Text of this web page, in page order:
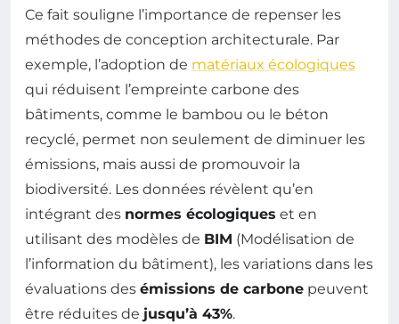
Ce fait souligne l’importance de repenser les
méthodes de conception architecturale. Par
exemple, l’adoption de matériaux écologiques
qui réduisent l’empreinte carbone des
bâtiments, comme le bambou ou le béton
recyclé, permet non seulement de diminuer les
émissions, mais aussi de promouvoir la
biodiversité. Les données révèlent qu’en
intégrant des normes écologiques et en
utilisant des modèles de BIM (Modélisation de
l’information du bâtiment), les variations dans les
évaluations des émissions de carbone peuvent
être réduites de jusqu’à 43%.